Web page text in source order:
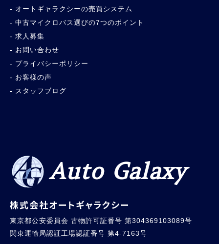
オートギャラクシーの売買システム
中古マイクロバス選びの7つのポイント
求人募集
お問い合わせ
プライバシーポリシー
お客様の声
スタッフブログ
Auto Galaxy
株式会社オートギャラクシー
東京都公安委員会 古物許可証番号 第304369103089号
関東運輸局認証工場認証番号 第4-7163号